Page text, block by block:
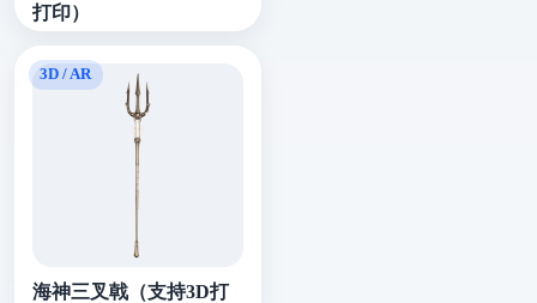
打印）
海神三叉戟（支持3D打